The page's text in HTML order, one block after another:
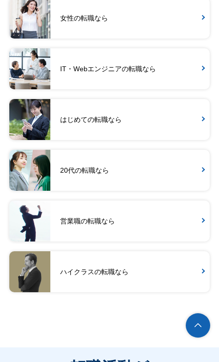
女性の転職なら
IT・Webエンジニアの転職なら
はじめての転職なら
20代の転職なら
営業職の転職なら
ハイクラスの転職なら